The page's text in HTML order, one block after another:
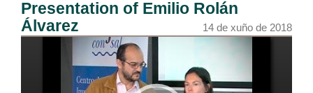
Presentation of Emilio Rolán
Álvarez
14 de xuño de 2018
Presentation of Dr. Fritz Kleinhans